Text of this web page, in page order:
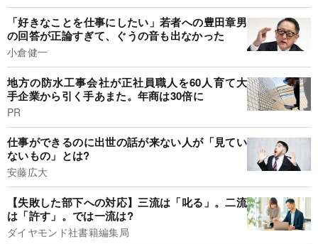
「好きなことを仕事にしたい」若者への豊田章男
の回答が正論すぎて、ぐうの音も出なかった
小倉健一
地方の防水工事会社が正社員職人を60人育て大
手企業から引く手あまた。年商は30倍に
PR
仕事ができるのに出世の話が来ない人が「見てい
ないもの」とは?
安藤広大
【失敗した部下への対応】三流は「叱る」。二流
は「許す」。では一流は?
ダイヤモンド社書籍編集局